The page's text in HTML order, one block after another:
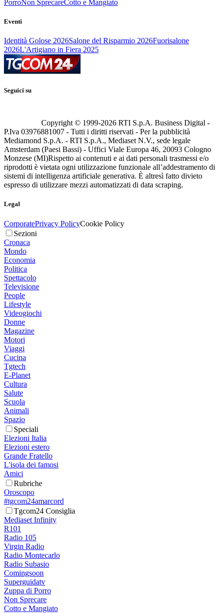
PorroNon SprecareCotto e Mangiato
Eventi
Identità Golose 2026Salone del Risparmio 2026Fuorisalone
2026L'Artigiano in Fiera 2025
Seguici su
Copyright © 1999-2026 RTI S.p.A. Business Digital -
P.Iva 03976881007 - Tutti i diritti riservati - Per la pubblicità
Mediamond S.p.A. - RTI S.p.A., Mediaset N.V., sede legale
Amsterdam (Paesi Bassi) - Uffici Viale Europa 46, 20093 Cologno
Monzese (MI)Rispetto ai contenuti e ai dati personali trasmessi e/o
riprodotti è vietata ogni utilizzazione funzionale all’addestramento di
sistemi di intelligenza artificiale generativa. È altresì fatto divieto
espresso di utilizzare mezzi automatizzati di data scraping.
Legal
CorporatePrivacy PolicyCookie Policy
Sezioni
Cronaca
Mondo
Economia
Politica
Spettacolo
Televisione
People
Lifestyle
Videogiochi
Donne
Magazine
Motori
Viaggi
Cucina
Tgtech
E-Planet
Cultura
Salute
Scuola
Animali
Spazio
Speciali
Elezioni Italia
Elezioni estero
Grande Fratello
L'isola dei famosi
Amici
Rubriche
Oroscopo
#tgcom24amarcord
Tgcom24 Consiglia
Mediaset Infinity
R101
Radio 105
Virgin Radio
Radio Montecarlo
Radio Subasio
Comingsoon
Superguidatv
Zuppa di Porro
Non Sprecare
Cotto e Mangiato